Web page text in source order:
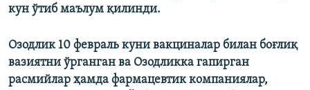
кун ўтиб маълум қилинди.
Озодлик 10 февраль куни вакциналар билан боғлиқ
вазиятни ўрганган ва Озодликка гапирган
расмийлар ҳамда фармацевтик компаниялар,